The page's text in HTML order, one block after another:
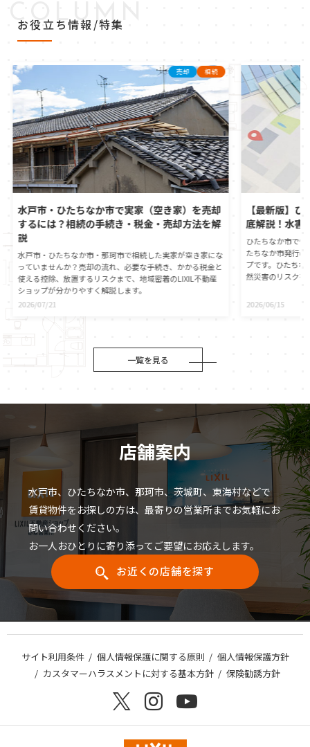
COLUMN
お役立ち情報/特集
売却 相続
水戸市・ひたちなか市で実家（空き家）を売却
するには？相続の手続き・税金・売却方法を解
説
水戸市・ひたちなか市・那珂市で相続した実家が空き家にな
っていませんか？売却の流れ、必要な手続き、かかる税金と
使える控除、放置するリスクまで、地域密着のLIXIL不動産
ショップが分かりやすく解説します。
2026/07/21
【最新版】
底解説！水害
ひたちなか市で
たちなか市発行
プです。ひたち
然災害のリスク
動産の契約時に
2026/06/15
一覧を見る
店舗案内
水戸市、ひたちなか市、那珂市、茨城町、東海村などで
賃貸物件をお探しの方は、最寄りの営業所までお気軽にお
問い合わせください。
お一人おひとりに寄り添ってご要望にお応えします。
お近くの店舗を探す
サイト利用条件 個人情報保護に関する原則
個人情報保護方針
カスタマーハラスメントに対する基本方針
保険勧誘方針